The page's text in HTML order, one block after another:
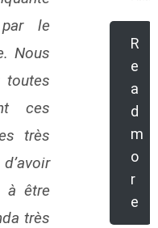
le
Nous
toutes
ces
très
à être
très
R
e
a
d
m
o
r
e